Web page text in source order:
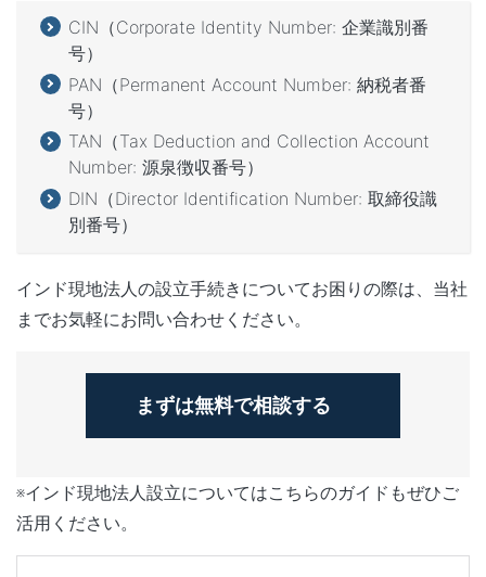
CIN（Corporate Identity Number: 企業識別番
号）
PAN（Permanent Account Number: 納税者番
号）
TAN（Tax Deduction and Collection Account
Number: 源泉徴収番号）
DIN（Director Identification Number: 取締役識
別番号）
インド現地法人の設立手続きについてお困りの際は、当社
までお気軽にお問い合わせください。
まずは無料で相談する
※インド現地法人設立についてはこちらのガイドもぜひご
活用ください。